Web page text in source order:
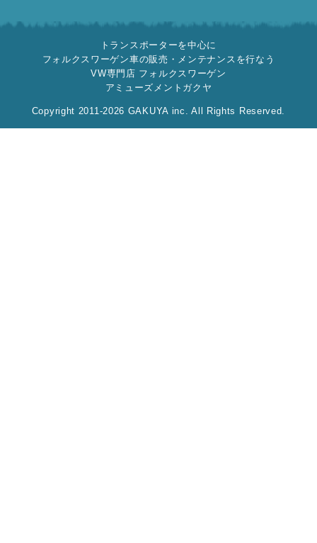
トランスポーターを中心に
フォルクスワーゲン車の販売・メンテナンスを行なう
VW専門店 フォルクスワーゲン
アミューズメントガクヤ
Copyright 2011-2026 GAKUYA inc. All Rights Reserved.